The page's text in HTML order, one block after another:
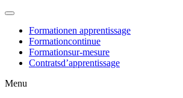
Formationen apprentissage
Formationcontinue
Formationsur-mesure
Contratsd’apprentissage
Menu